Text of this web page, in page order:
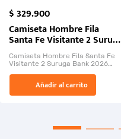
$329.900
Camiseta Hombre Fila
Santa Fe Visitante 2 Suruga
Bank 2026
Camiseta Hombre Fila Santa Fe
Visitante 2 Suruga Bank 2026
El Rugido del Sol Naciente:
“Primeros para la Et...
Añadir al carrito